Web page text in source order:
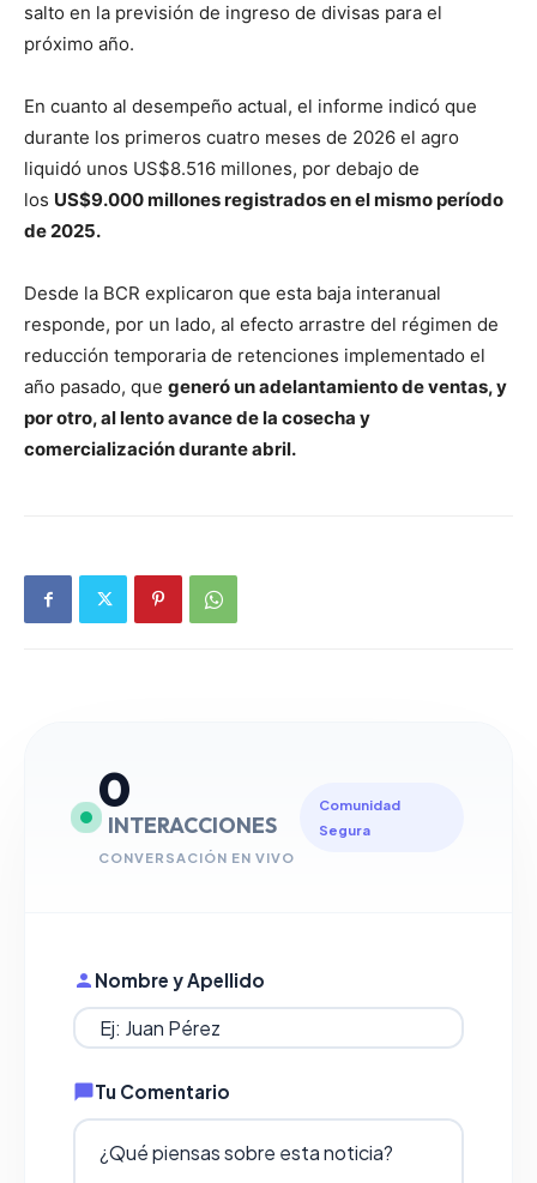
salto en la previsión de ingreso de divisas para el
próximo año.
En cuanto al desempeño actual, el informe indicó que
durante los primeros cuatro meses de 2026 el agro
liquidó unos US$8.516 millones, por debajo de
los US$9.000 millones registrados en el mismo período
de 2025.
Desde la BCR explicaron que esta baja interanual
responde, por un lado, al efecto arrastre del régimen de
reducción temporaria de retenciones implementado el
año pasado, que generó un adelantamiento de ventas, y
por otro, al lento avance de la cosecha y
comercialización durante abril.
0
INTERACCIONES
CONVERSACIÓN EN VIVO
Comunidad
Segura
Nombre y Apellido
Tu Comentario